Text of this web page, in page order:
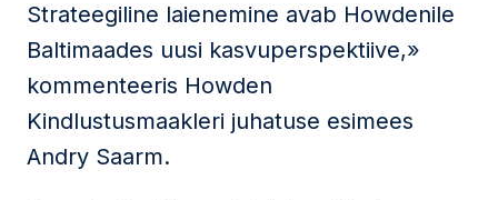
Strateegiline laienemine avab Howdenile
Baltimaades uusi kasvuperspektiive,»
kommenteeris Howden
Kindlustusmaakleri juhatuse esimees
Andry Saarm.